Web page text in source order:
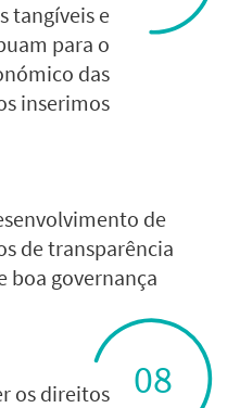
tangíveis e
para o
das
inserimos
de
de transparência
boa governança
08
os direitos